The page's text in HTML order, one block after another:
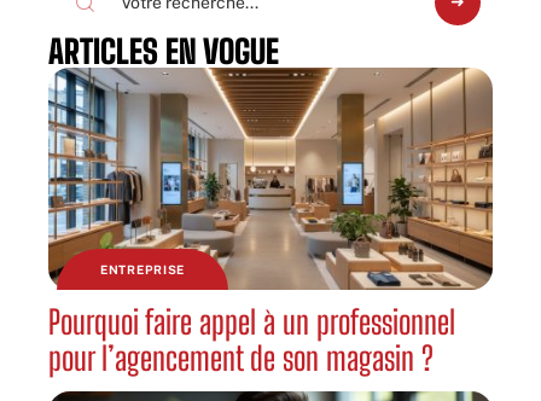
ARTICLES EN VOGUE
ENTREPRISE
Pourquoi faire appel à un professionnel
pour l’agencement de son magasin ?